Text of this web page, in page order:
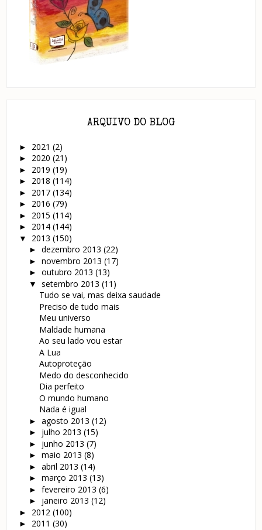
ARQUIVO DO BLOG
► 2021(2)
► 2020(21)
► 2019(19)
► 2018(114)
► 2017(134)
► 2016(79)
► 2015(114)
► 2014(144)
▼ 2013(150)
► dezembro 2013 (22)
► novembro 2013 (17)
► outubro 2013 (13)
▼ setembro 2013 (11)
Tudo se vai, mas deixa saudade
Preciso de tudo mais
Meu universo
Maldade humana
Ao seu lado vou estar
A Lua
Autoproteção
Medo do desconhecido
Dia perfeito
O mundo humano
Nada é igual
► agosto 2013 (12)
► julho 2013 (15)
► junho 2013 (7)
► maio 2013 (8)
► abril 2013 (14)
► março 2013 (13)
► fevereiro 2013 (6)
► janeiro 2013 (12)
► 2012(100)
► 2011(30)